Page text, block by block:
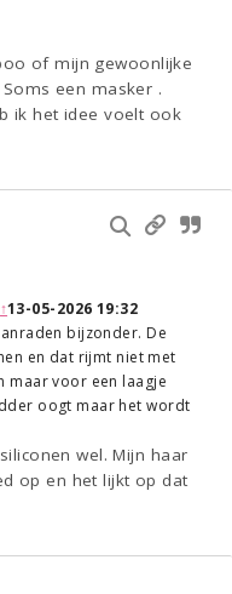
of mijn gewoonlijke
een masker .
ik het idee voelt ook
↑13-05-2026 19:32
bijzonder. De
en dat rijmt niet met
maar voor een laagje
oogt maar het wordt
wel. Mijn haar
op en het lijkt op dat